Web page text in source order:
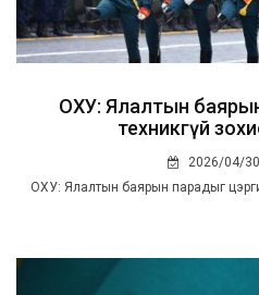
ОХУ: Ялалтын
техникгүй
2026/04/30
ОХУ: Ялалтын баярын парадыг